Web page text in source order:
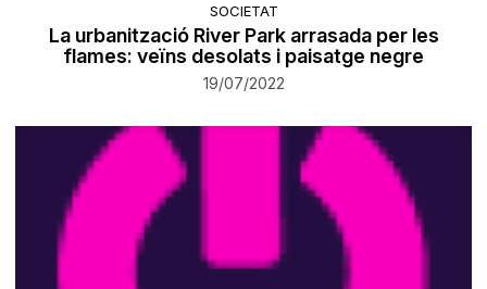
SOCIETAT
La urbanització River Park arrasada per les
flames: veïns desolats i paisatge negre
19/07/2022